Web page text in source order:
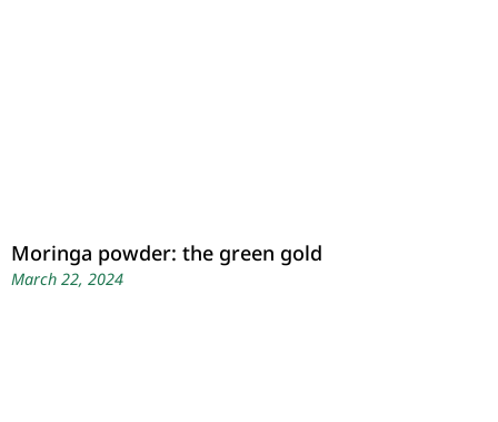
Moringa powder: the green gold
March 22, 2024